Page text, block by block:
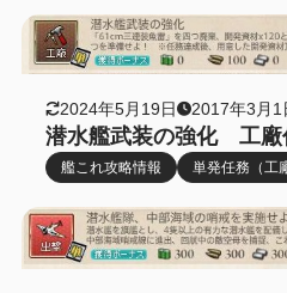
2024年5月19日 2017年3月1
潜水艦武装の強化 工廠
艦これ攻略情報 単発任務（工